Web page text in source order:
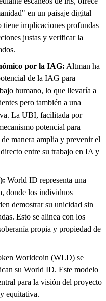
en un paisaje digital
tiene implicaciones profundas
justas y verificar la
por la IAG: Altman ha
de la IAG para
humano, lo que llevaría a
pero también a una
La UBI, facilitada por
potencial para
manera amplia y prevenir el
entre su trabajo en IA y
World ID representa una
donde los individuos
demostrar su unicidad sin
Esto se alinea con los
propia y propiedad de
Worldcoin (WLD) se
su World ID. Este modelo
para la visión del proyecto
equitativa.